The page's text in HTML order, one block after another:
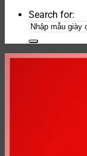
Search for: